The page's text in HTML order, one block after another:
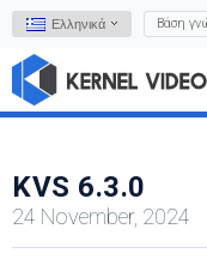
Ελληνικά Βάση
KVS 6.3.0
24 November, 2024